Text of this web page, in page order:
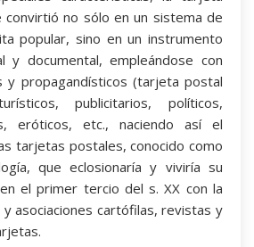
no sólo en un sistema de
popular, sino en un instrumento
y documental, empleándose con
y propagandísticos (tarjeta postal
publicitarios, políticos,
eróticos, etc., naciendo así el
tarjetas postales, conocido como
que eclosionaría y viviría su
el primer tercio del s. XX con la
y asociaciones cartófilas, revistas y